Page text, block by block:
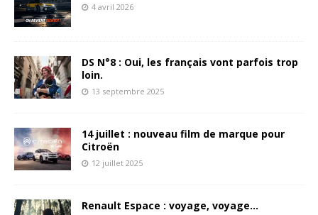
4 avril 2026
DS N°8 : Oui, les français vont parfois trop
loin.
13 septembre 2025
14 juillet : nouveau film de marque pour
Citroën
12 juillet 2025
Renault Espace : voyage, voyage…